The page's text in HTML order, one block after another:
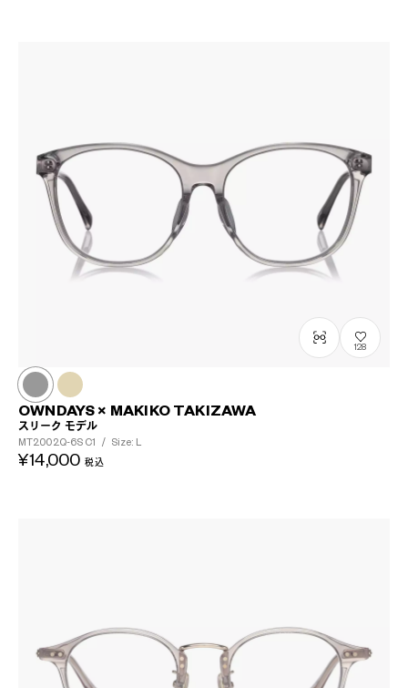
128
OWNDAYS × MAKIKO TAKIZAWA
スリーク モデル
MT2002Q-6S C1 / Size: L
¥14,000 税込